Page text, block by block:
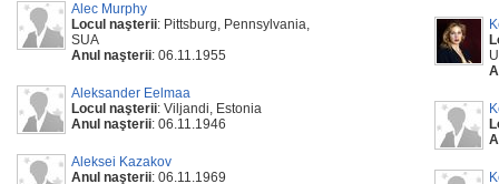
Alec Murphy
Locul naşterii: Pittsburg, Pennsylvania,
SUA
Anul naşterii: 06.11.1955
Aleksander Eelmaa
Locul naşterii: Viljandi, Estonia
Anul naşterii: 06.11.1946
Aleksei Kazakov
Anul naşterii: 06.11.1969